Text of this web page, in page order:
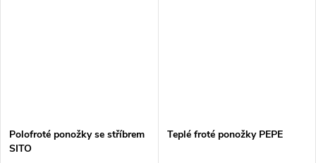
Polofroté ponožky se stříbrem
SITO
Teplé froté ponožky PEPE